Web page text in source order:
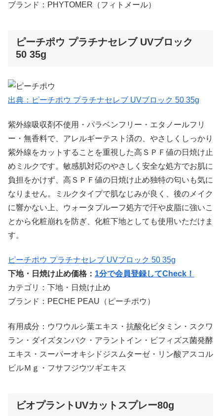
ブランド：PHYTOMER（フィトメール）
ピーチポウ プラチナセレブ UVブロック
50 35g
出典：ピーチポウ プラチナセレブ UVブロック 50 35g
紫外線吸収剤不使用・パラベンフリー・エタノールフリ
ー・無香料で、アレルギーテスト済の、やさしくしっかり
紫外線をカットすることを重視した高ＳＰＦ値の日焼け止
めミルクです。敏感肌対応のやさしく安全な処方でお肌に
負担をかけず、高ＳＰＦ値の日焼け止め独特の匂いも気に
なりません。ミルクタイプで肌なじみが良く、後のメイク
に響かない上、ウォータプルーフ処方で汗や皮脂に強いこ
とから化粧崩れを防ぎ、化粧下地としても使用いただけま
す。
ピーチポウ プラチナセレブ UVブロック 50 35g
下地・日焼け止め価格： 1分で会員登録してCheck！
カテゴリ：下地・日焼け止め
ブランド：PECHE PEAU（ピーチポウ）
有用成分：ウワウルシ葉エキス・抗酸化ビタミン・スクワ
ラン・ダイズタンパク・アラントイン・ビフィズス菌発酵
エキス・スーパーオキシドジスムターゼ・リン酸アスコル
ビルＭｇ・フサフジウツギエキス
ビオプラントUVカットスプレー80g